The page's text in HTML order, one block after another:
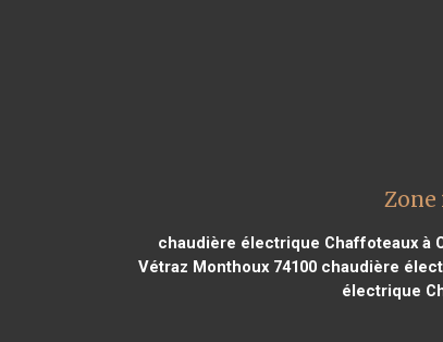
chaudière électrique Chaffoteaux à
Vétraz Monthoux 74100chaudière
électrique